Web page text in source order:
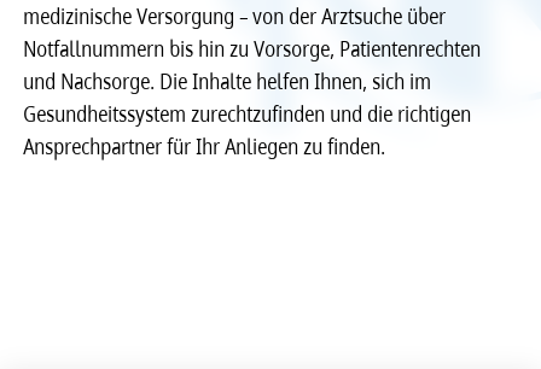
medizinische Versorgung – von der Arztsuche über
Notfallnummern bis hin zu Vorsorge, Patientenrechten
und Nachsorge. Die Inhalte helfen Ihnen, sich im
Gesundheitssystem zurechtzufinden und die richtigen
Ansprechpartner für Ihr Anliegen zu finden.